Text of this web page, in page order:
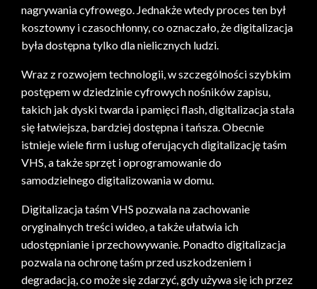
nagrywania cyfrowego. Jednakże wtedy proces ten był
kosztowny i czasochłonny, co oznaczało, że digitalizacja
była dostępna tylko dla nielicznych ludzi.
Wraz z rozwojem technologii, w szczególności szybkim
postępem w dziedzinie cyfrowych nośników zapisu,
takich jak dyski twarda i pamięci flash, digitalizacja stała
się łatwiejsza, bardziej dostępna i tańsza. Obecnie
istnieje wiele firm i usług oferujących digitalizację taśm
VHS, a także sprzęt i oprogramowanie do
samodzielnego digitalizowania w domu.
Digitalizacja taśm VHS pozwala na zachowanie
oryginalnych treści wideo, a także ułatwia ich
udostępnianie i przechowywanie. Ponadto digitalizacja
pozwala na ochronę taśm przed uszkodzeniem i
degradacją, co może się zdarzyć, gdy używa się ich przez